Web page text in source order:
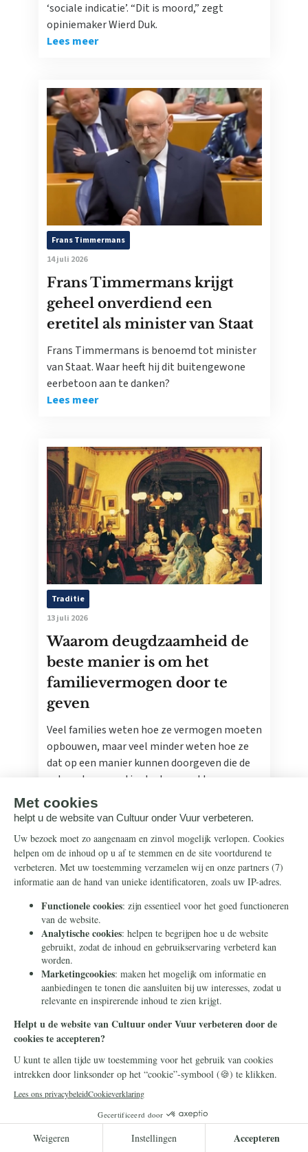
‘sociale indicatie’. “Dit is moord,” zegt
opiniemaker Wierd Duk.
Lees meer
Frans Timmermans
14 juli 2026
Frans Timmermans krijgt
geheel onverdiend een
eretitel als minister van Staat
Frans Timmermans is benoemd tot minister
van Staat. Waar heeft hij dit buitengewone
eerbetoon aan te danken?
Lees meer
Traditie
13 juli 2026
Waarom deugdzaamheid de
beste manier is om het
familievermogen door te
geven
Veel families weten hoe ze vermogen moeten
opbouwen, maar veel minder weten hoe ze
dat op een manier kunnen doorgeven die de
volgende generatie sterker maakt.
Lees meer
Geopolitiek
Deze mannen werd een baan
in Rusland beloofd. Ze
werden wakker aan het front
in Oekraïne
Rusland werft geen buitenlandse strijders
voor zijn oorlog in Oekraïne door de waarheid